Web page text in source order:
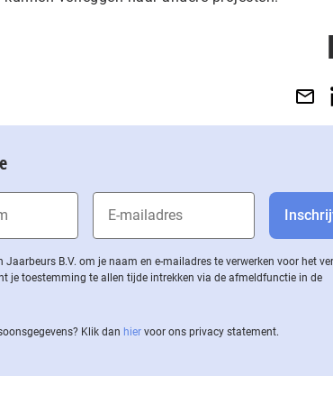
B.V. om je naam en e-mailadres te verwerken voor het
je toestemming te allen tijde intrekken via de af­meld­func­tie in de
Klik dan hier voor ons privacy statement.